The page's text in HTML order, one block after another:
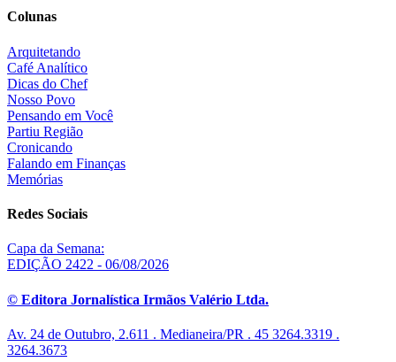
Colunas
Arquitetando
Café Analítico
Dicas do Chef
Nosso Povo
Pensando em Você
Partiu Região
Cronicando
Falando em Finanças
Memórias
Redes Sociais
Capa da Semana:
EDIÇÃO 2422 - 06/08/2026
© Editora Jornalística Irmãos Valério Ltda.
Av. 24 de Outubro, 2.611 . Medianeira/PR . 45 3264.3319 .
3264.3673